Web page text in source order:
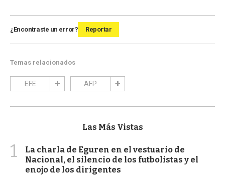
¿Encontraste un error? Reportar
Temas relacionados
EFE AFP
Las Más Vistas
1
La charla de Eguren en el vestuario de
Nacional, el silencio de los futbolistas y el
enojo de los dirigentes